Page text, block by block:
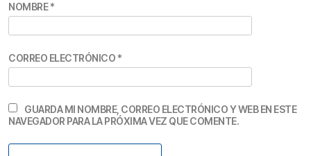
NOMBRE*
CORREO ELECTRÓNICO *
GUARDA MI NOMBRE, CORREO ELECTRÓNICO Y WEB EN ESTE
NAVEGADOR PARA LA PRÓXIMA VEZ QUE COMENTE.